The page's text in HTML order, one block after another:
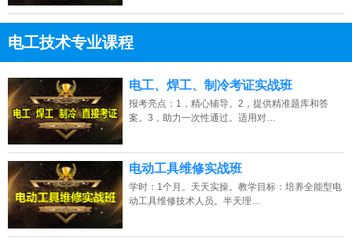
电工技术专业课程
点击免费咨询电话：13807313137
电工、焊工、制冷考证实战班
报考亮点：1，精心辅导。2，提供精准题库和答
案。3，助力一次性通过。适用对…
电动工具维修实战班
学时：1个月。天天实操。教学目标：培养全能型电
动工具维修技术人员。半天理…